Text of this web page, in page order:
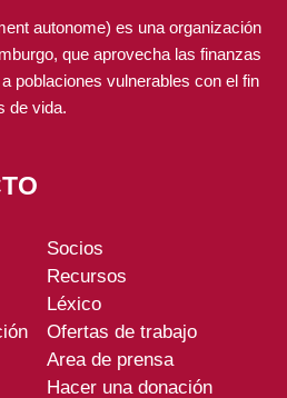
autonome) es una organización
que aprovecha las finanzas
poblaciones vulnerables con el fin
de vida.
Socios
Recursos
Léxico
Ofertas de trabajo
Area de prensa
Hacer una donación